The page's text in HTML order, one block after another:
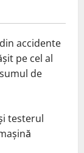
accidente
pe cel al
de
testerul